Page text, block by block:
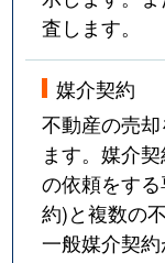
査します。
媒介契約
不動産の売
ます。媒介
の依頼をす
約)と複数の
一般媒介契約